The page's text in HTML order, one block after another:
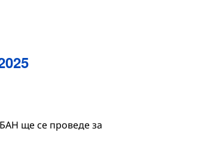
ще се проведе за